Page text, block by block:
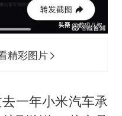
精彩图片
一年小米汽车承